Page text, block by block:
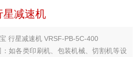
星减速机
行星减速机 VRSF-PB-5C-400
如各类印刷机、包装机械、切割机等设